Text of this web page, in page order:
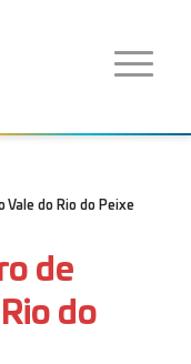
do Rio do Peixe
de
do